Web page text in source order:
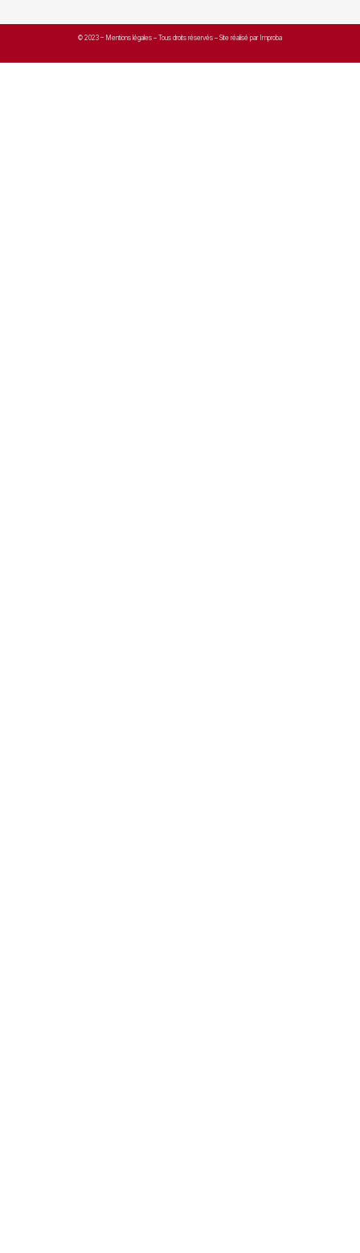
© 2023 – Mentions légales – Tous droits réservés – Site réalisé par Improba